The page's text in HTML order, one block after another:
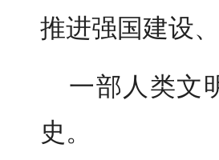
推进强国建设
一部人类文
史。